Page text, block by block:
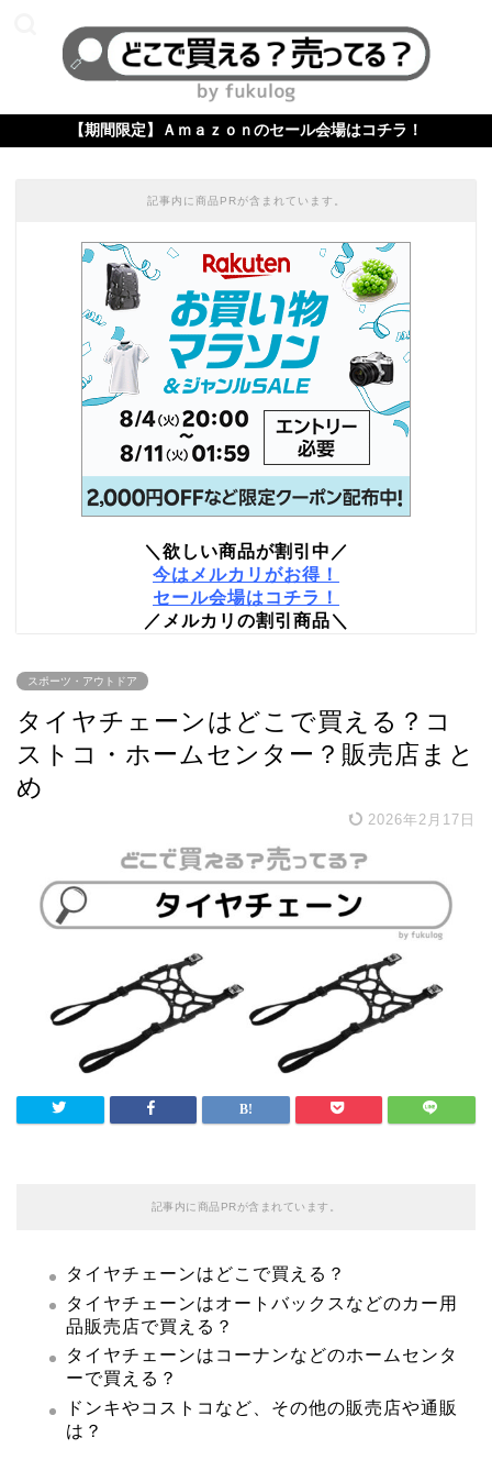
【期間限定】Ａｍａｚｏｎのセール会場はコチラ！
記事内に商品PRが含まれています。
＼欲しい商品が割引中／
今はメルカリがお得！
セール会場はコチラ！
／メルカリの割引商品＼
スポーツ・アウトドア
タイヤチェーンはどこで買える？コ
ストコ・ホームセンター？販売店まと
め
2026年2月17日
記事内に商品PRが含まれています。
タイヤチェーンはどこで買える？
タイヤチェーンはオートバックスなどのカー用
品販売店で買える？
タイヤチェーンはコーナンなどのホームセンタ
ーで買える？
ドンキやコストコなど、その他の販売店や通販
は？